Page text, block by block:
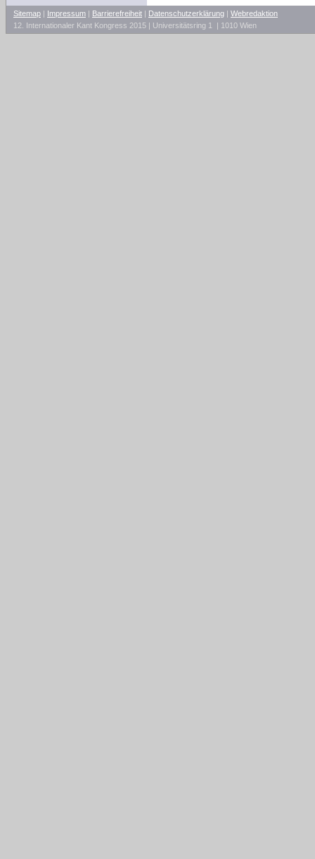
Sitemap Impressum Barrierefreiheit Datenschutzerklärung
Webredaktion
12. Internationaler Kant Kongress 2015 | Universitätsring 1 | 1010 Wien